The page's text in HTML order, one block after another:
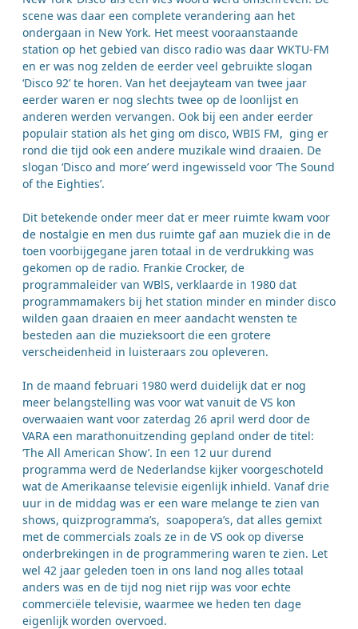
scene was daar een complete verandering aan het
ondergaan in New York. Het meest vooraanstaande
station op het gebied van disco radio was daar WKTU-FM
en er was nog zelden de eerder veel gebruikte slogan
‘Disco 92’ te horen. Van het deejayteam van twee jaar
eerder waren er nog slechts twee op de loonlijst en
anderen werden vervangen. Ook bij een ander eerder
populair station als het ging om disco, WBIS FM, ging er
rond die tijd ook een andere muzikale wind draaien. De
slogan ‘Disco and more’ werd ingewisseld voor ‘The Sound
of the Eighties’.
Dit betekende onder meer dat er meer ruimte kwam voor
de nostalgie en men dus ruimte gaf aan muziek die in de
toen voorbijgegane jaren totaal in de verdrukking was
gekomen op de radio. Frankie Crocker, de
programmaleider van WBlS, verklaarde in 1980 dat
programmamakers bij het station minder en minder disco
wilden gaan draaien en meer aandacht wensten te
besteden aan die muzieksoort die een grotere
verscheidenheid in luisteraars zou opleveren.
In de maand februari 1980 werd duidelijk dat er nog
meer belangstelling was voor wat vanuit de VS kon
overwaaien want voor zaterdag 26 april werd door de
VARA een marathonuitzending gepland onder de titel:
‘The All American Show’. In een 12 uur durend
programma werd de Nederlandse kijker voorgeschoteld
wat de Amerikaanse televisie eigenlijk inhield. Vanaf drie
uur in de middag was er een ware melange te zien van
shows, quizprogramma’s, soapopera’s, dat alles gemixt
met de commercials zoals ze in de VS ook op diverse
onderbrekingen in de programmering waren te zien. Let
wel 42 jaar geleden toen in ons land nog alles totaal
anders was en de tijd nog niet rijp was voor echte
commerciële televisie, waarmee we heden ten dage
eigenlijk worden overvoed.